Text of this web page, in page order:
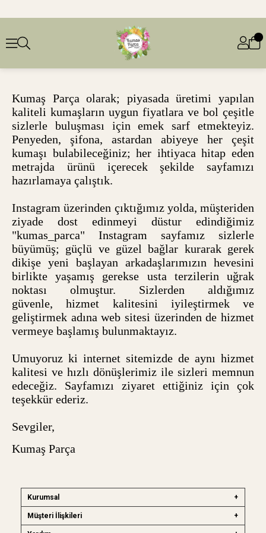
Kumaş Parça olarak; piyasada üretimi yapılan
kaliteli kumaşların uygun fiyatlara ve bol çeşitle
sizlerle buluşması için emek sarf etmekteyiz.
Penyeden, şifona, astardan abiyeye her çeşit
kumaşı bulabileceğiniz; her ihtiyaca hitap eden
metrajda ürünü içerecek şekilde sayfamızı
hazırlamaya çalıştık.
Instagram üzerinden çıktığımız yolda, müşteriden
ziyade dost edinmeyi düstur edindiğimiz
"kumas_parca" Instagram sayfamız sizlerle
büyümüş; güçlü ve güzel bağlar kurarak gerek
dikişe yeni başlayan arkadaşlarımızın hevesini
birlikte yaşamış gerekse usta terzilerin uğrak
noktası olmuştur. Sizlerden aldığımız
güvenle, hizmet kalitesini iyileştirmek ve
geliştirmek adına web sitesi üzerinden de hizmet
vermeye başlamış bulunmaktayız.
Umuyoruz ki internet sitemizde de aynı hizmet
kalitesi ve hızlı dönüşlerimiz ile sizleri memnun
edeceğiz. Sayfamızı ziyaret ettiğiniz için çok
teşekkür ederiz.
Sevgiler,
Kumaş Parça
Kurumsal
Müşteri İlişkileri